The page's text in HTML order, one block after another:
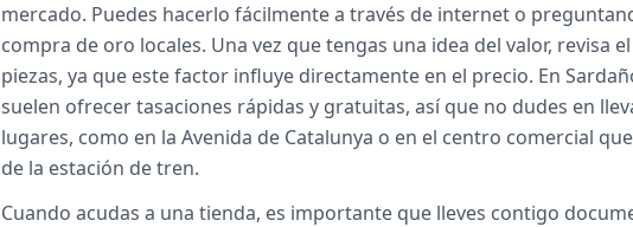
mercado. Puedes hacerlo fácilmente a través de internet o
compra de oro locales. Una vez que tengas una idea del valor, revisa
piezas, ya que este factor influye directamente en el precio. En
suelen ofrecer tasaciones rápidas y gratuitas, así que no dudes en
lugares, como en la Avenida de Catalunya o en el centro comercial
de la estación de tren.
Cuando acudas a una tienda, es importante que lleves contigo